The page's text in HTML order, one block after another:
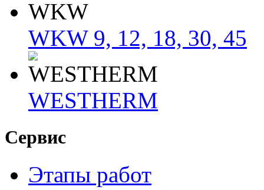
WKW 9, 12, 18, 30, 45
WESTHERM
Сервис
Этапы работ